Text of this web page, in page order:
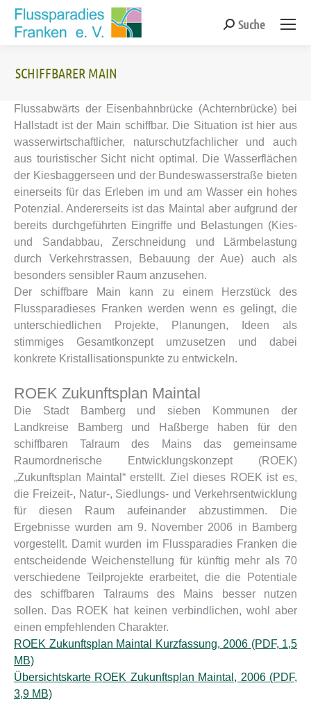
Search:
Suche
SCHIFFBARER MAIN
Sie befinden sich hier:
Flussabwärts der Eisenbahnbrücke (Achternbrücke) bei
Hallstadt ist der Main schiffbar. Die Situation ist hier aus
wasserwirtschaftlicher, naturschutzfachlicher und auch
aus touristischer Sicht nicht optimal. Die Wasserflächen
der Kiesbaggerseen und der Bundeswasserstraße bieten
einerseits für das Erleben im und am Wasser ein hohes
Potenzial. Andererseits ist das Maintal aber aufgrund der
bereits durchgeführten Eingriffe und Belastungen (Kies-
und Sandabbau, Zerschneidung und Lärmbelastung
durch Verkehrstrassen, Bebauung der Aue) auch als
besonders sensibler Raum anzusehen.
Der schiffbare Main kann zu einem Herzstück des
Flussparadieses Franken werden wenn es gelingt, die
unterschiedlichen Projekte, Planungen, Ideen als
stimmiges Gesamtkonzept umzusetzen und dabei
konkrete Kristallisationspunkte zu entwickeln.
ROEK Zukunftsplan Maintal
Die Stadt Bamberg und sieben Kommunen der
Landkreise Bamberg und Haßberge haben für den
schiffbaren Talraum des Mains das gemeinsame
Raumordnerische Entwicklungskonzept (ROEK)
„Zukunftsplan Maintal“ erstellt. Ziel dieses ROEK ist es,
die Freizeit-, Natur-, Siedlungs- und Verkehrsentwicklung
für diesen Raum aufeinander abzustimmen. Die
Ergebnisse wurden am 9. November 2006 in Bamberg
vorgestellt. Damit wurden im Flussparadies Franken die
entscheidende Weichenstellung für künftig mehr als 70
verschiedene Teilprojekte erarbeitet, die die Potentiale
des schiffbaren Talraums des Mains besser nutzen
sollen. Das ROEK hat keinen verbindlichen, wohl aber
einen empfehlenden Charakter.
ROEK Zukunftsplan Maintal Kurzfassung, 2006 (PDF, 1,5
MB)
Übersichtskarte ROEK Zukunftsplan Maintal, 2006 (PDF,
3,9 MB)